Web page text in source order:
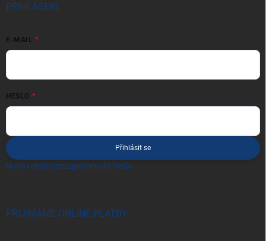
PŘIHLÁŠENÍ
E-MAIL
HESLO
Přihlásit se
Nová registraceZapomenuté heslo
PŘIJÍMÁME ONLINE PLATBY